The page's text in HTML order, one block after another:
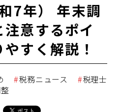
7年） 年末調
意するポイ
すく解説！
税務ニュース
税理士